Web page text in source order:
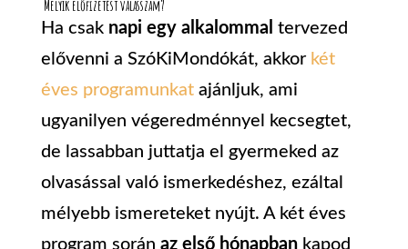
Melyik előfizetést válasszam?
Ha csaknapi egy alkalommal tervezed
elővenni a SzóKiMondókát, akkor két
éves programunkatajánljuk, ami
ugyanilyen végeredménnyel kecsegtet,
de lassabban juttatja el gyermeked az
olvasással való ismerkedéshez, ezáltal
mélyebb ismereteket nyújt. A két éves
program során az első hónapbankapod